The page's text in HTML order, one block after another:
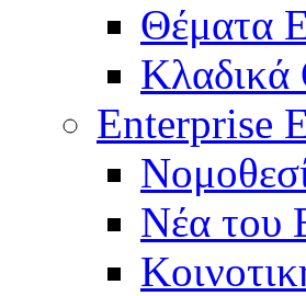
Θέματα
Κλαδικά
Enterprise
Νέα του